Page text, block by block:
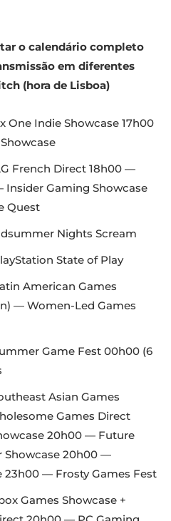
o calendário completo
em diferentes
(hora de Lisboa)
One Indie Showcase 17h00
French Direct 18h00 —
Gaming Showcase
Quest
Nights Scream
State of Play
American Games
— Women-Led Games
Game Fest 00h00 (6
Asian Games
Games Direct
20h00 — Future
Showcase 20h00 —
23h00 — Frosty Games Fest
Games Showcase +